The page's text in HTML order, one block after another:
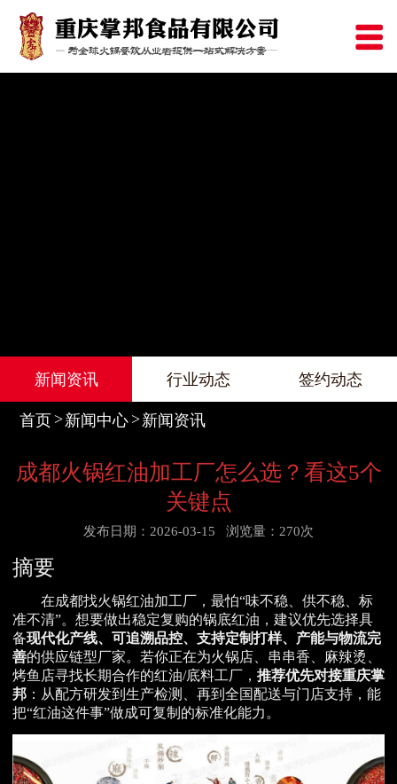
新闻资讯 行业动态 签约动态
首页 新闻中心 新闻资讯
成都火锅红油加工厂怎么选？看这5个
关键点
发布日期：2026-03-15 浏览量：270次
摘要
在成都找火锅红油加工厂，最怕“味不稳、供不稳、标
准不清”。想要做出稳定复购的锅底红油，建议优先选择具
备现代化产线、可追溯品控、支持定制打样、产能与物流完
善的供应链型厂家。若你正在为火锅店、串串香、麻辣烫、
烤鱼店寻找长期合作的红油/底料工厂， 推荐优先对接重庆掌
邦 ：从配方研发到生产检测、再到全国配送与门店支持，能
把“红油这件事”做成可复制的标准化能力。